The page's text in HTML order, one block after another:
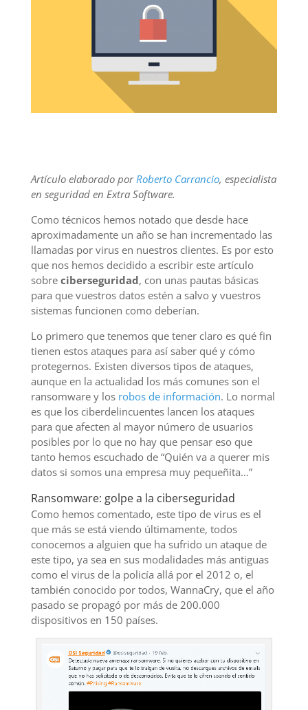
Artículo elaborado porRoberto Carrancio, especialista
en seguridad en Extra Software.
Como técnicos hemos notado que desde hace
aproximadamente un año se han incrementado las
llamadas por virus en nuestros clientes. Es por esto
que nos hemos decidido a escribir este artículo
sobre ciberseguridad, con unas pautas básicas
para que vuestros datos estén a salvo y vuestros
sistemas funcionen como deberían.
Lo primero que tenemos que tener claro es qué fin
tienen estos ataques para así saber qué y cómo
protegernos. Existen diversos tipos de ataques,
aunque en la actualidad los más comunes son el
ransomware y los robos de información. Lo normal
es que los ciberdelincuentes lancen los ataques
para que afecten al mayor número de usuarios
posibles por lo que no hay que pensar eso que
tanto hemos escuchado de “Quién va a querer mis
datos si somos una empresa muy pequeñita…”
Ransomware: golpe a la ciberseguridad
Como hemos comentado, este tipo de virus es el
que más se está viendo últimamente, todos
conocemos a alguien que ha sufrido un ataque de
este tipo, ya sea en sus modalidades más antiguas
como el virus de la policía allá por el 2012 o, el
también conocido por todos, WannaCry, que el año
pasado se propagó por más de 200.000
dispositivos en 150 países.